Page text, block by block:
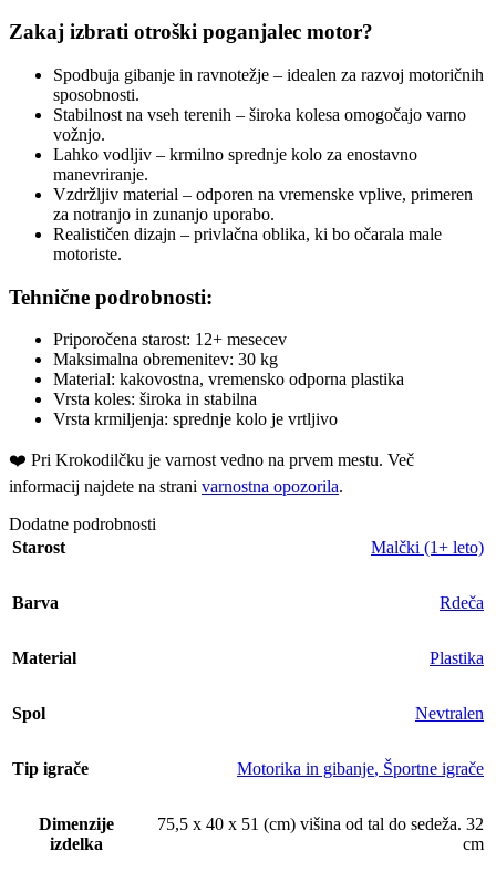
Zakaj izbrati otroški poganjalec motor?
Spodbuja gibanje in ravnotežje – idealen za razvoj motoričnih
sposobnosti.
Stabilnost na vseh terenih – široka kolesa omogočajo varno
vožnjo.
Lahko vodljiv – krmilno sprednje kolo za enostavno
manevriranje.
Vzdržljiv material – odporen na vremenske vplive, primeren
za notranjo in zunanjo uporabo.
Realističen dizajn – privlačna oblika, ki bo očarala male
motoriste.
Tehnične podrobnosti:
Priporočena starost: 12+ mesecev
Maksimalna obremenitev: 30 kg
Material: kakovostna, vremensko odporna plastika
Vrsta koles: široka in stabilna
Vrsta krmiljenja: sprednje kolo je vrtljivo
❤️ ️Pri Krokodilčku je varnost vedno na prvem mestu. Več
informacij najdete na strani varnostna opozorila.
Dodatne podrobnosti
Starost
Malčki (1+ leto)
Barva Rdeča
Material Plastika
Spol Nevtralen
Tip igrače Motorika in gibanje, Športne igrače
Dimenzije
izdelka
75,5 x 40 x 51 (cm) višina od tal do sedeža. 32
cm